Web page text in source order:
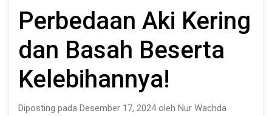
Perbedaan Aki Kering
dan Basah Beserta
Kelebihannya!
Diposting pada Desember 17, 2024 oleh Nur Wachda